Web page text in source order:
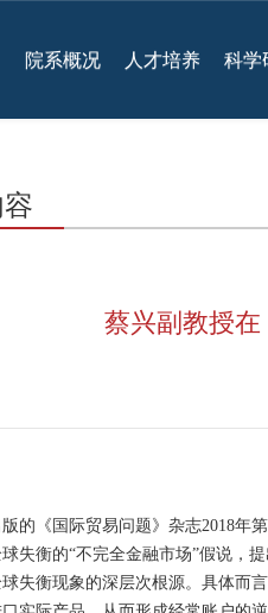
院系概况 人才培养 科学
蔡兴副教授
的《国际贸易问题》杂志2018年
失衡的“不完全金融市场”假说，
球失衡现象的深层次根源。具体而